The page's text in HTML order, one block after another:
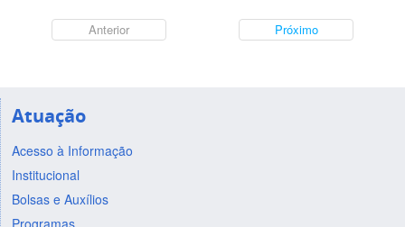
Anterior Próximo
Atuação
Acesso à Informação
Institucional
Bolsas e Auxílios
Programas